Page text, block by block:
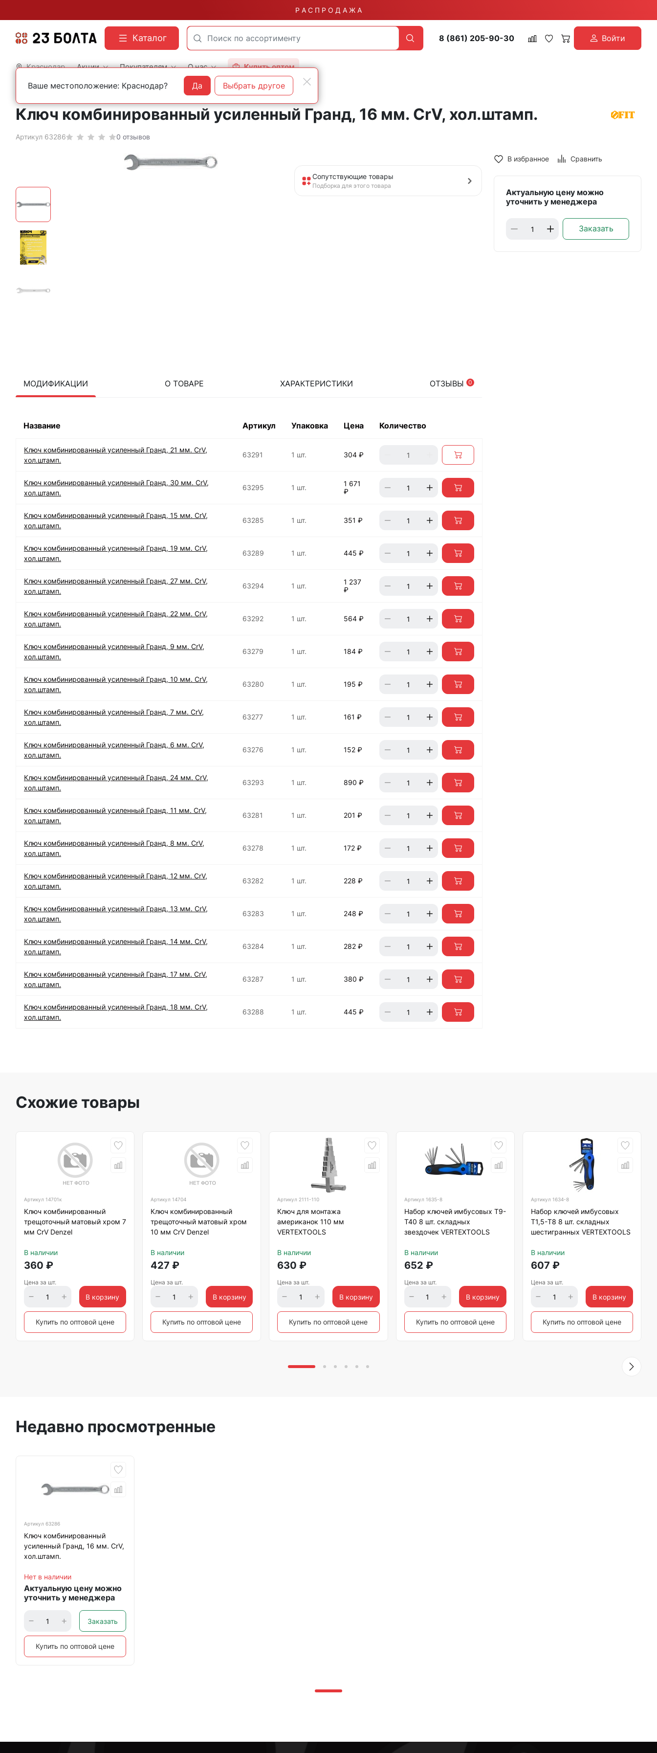
Р А С П Р О Д А Ж А
Каталог 8 (861) 205-90-30 Войти
Краснодар Акции Покупателям О нас Купить оптом
Главная Строительный инструмент Наборы ключей и головок
Ключ комбинированный усиленный Гранд, 16 мм. CrV, хол.штамп.
Артикул 63286 0 отзывов
Сопутствующие товары
Подборка для этого товара
МОДИФИКАЦИИ О ТОВАРЕ ХАРАКТЕРИСТИКИ ОТЗЫВЫ 0
Название Артикул Упаковка Цена Количество
Ключ комбинированный усиленный Гранд, 21 мм. CrV,
хол.штамп.
63291 1 шт. 304 ₽
Ключ комбинированный усиленный Гранд, 30 мм. CrV,
хол.штамп.
63295 1 шт.
1 671
₽
Ключ комбинированный усиленный Гранд, 15 мм. CrV,
хол.штамп.
63285 1 шт. 351 ₽
Ключ комбинированный усиленный Гранд, 19 мм. CrV,
хол.штамп.
63289 1 шт. 445 ₽
Ключ комбинированный усиленный Гранд, 27 мм. CrV,
хол.штамп.
63294 1 шт.
1 237
₽
Ключ комбинированный усиленный Гранд, 22 мм. CrV,
хол.штамп.
63292 1 шт. 564 ₽
Ключ комбинированный усиленный Гранд, 9 мм. CrV,
хол.штамп.
63279 1 шт. 184 ₽
Ключ комбинированный усиленный Гранд, 10 мм. CrV,
хол.штамп.
63280 1 шт. 195 ₽
Ключ комбинированный усиленный Гранд, 7 мм. CrV,
хол.штамп.
63277 1 шт. 161 ₽
Ключ комбинированный усиленный Гранд, 6 мм. CrV,
хол.штамп.
63276 1 шт. 152 ₽
Ключ комбинированный усиленный Гранд, 24 мм. CrV,
хол.штамп.
63293 1 шт. 890 ₽
Ключ комбинированный усиленный Гранд, 11 мм. CrV,
хол.штамп.
63281 1 шт. 201 ₽
Ключ комбинированный усиленный Гранд, 8 мм. CrV,
хол.штамп.
63278 1 шт. 172 ₽
Ключ комбинированный усиленный Гранд, 12 мм. CrV,
хол.штамп.
63282 1 шт. 228 ₽
Ключ комбинированный усиленный Гранд, 13 мм. CrV,
хол.штамп.
63283 1 шт. 248 ₽
Ключ комбинированный усиленный Гранд, 14 мм. CrV,
хол.штамп.
63284 1 шт. 282 ₽
Ключ комбинированный усиленный Гранд, 17 мм. CrV,
хол.штамп.
63287 1 шт. 380 ₽
Ключ комбинированный усиленный Гранд, 18 мм. CrV,
хол.штамп.
63288 1 шт. 445 ₽
В избранное Сравнить
Актуальную цену можно
уточнить у менеджера
Заказать
Схожие товары
Артикул 14701к
Ключ комбинированный
трещоточный матовый хром 7
мм CrV Denzel
В наличии
360 ₽
Цена за шт.
В корзину
Купить по оптовой цене
Артикул14704
Ключ комбинированный
трещоточный матовый хром
10 мм CrV Denzel
В наличии
427 ₽
Цена за шт.
В корзину
Купить по оптовой цене
Артикул 2111-110
Ключ для монтажа
американок 110 мм
VERTEXTOOLS
В наличии
630 ₽
Цена за шт.
В корзину
Купить по оптовой цене
Артикул 1635-8
Набор ключей имбусовых T9-
Т40 8 шт. складных
звездочек VERTEXTOOLS
В наличии
652 ₽
Цена за шт.
В корзину
Купить по оптовой цене
Артикул 1634-8
Набор ключей имбусовых
T1,5-Т8 8 шт. складных
шестигранных VERTEXTOOLS
В наличии
607 ₽
Цена за шт.
В корзину
Купить по оптовой цене
Недавно просмотренные
Артикул 63286
Ключ комбинированный
усиленный Гранд, 16 мм. CrV,
хол.штамп.
Нет в наличии
Актуальную цену можно
уточнить у менеджера
Заказать
Купить по оптовой цене
Ваше местоположение: Краснодар? Да Выбрать другое